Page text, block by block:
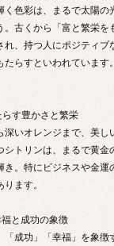
く色彩は、まるで太陽の
。古くから「富と繁栄を
れ、持つ人にポジティブ
らすといわれています。
す豊かさと繁栄
深いオレンジまで、美し
シトリンは、まるで黄金
き。特にビジネスや金運
ます。
と成功の象徴
「成功」「幸福」を象徴